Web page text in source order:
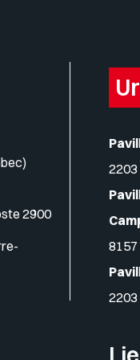
2900
2203
8157
2203